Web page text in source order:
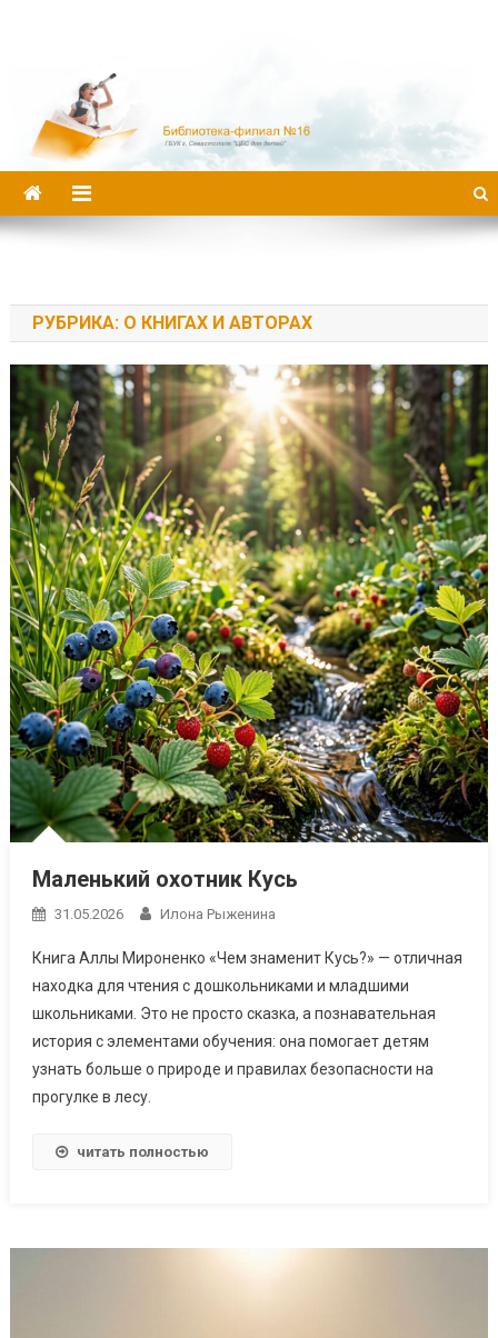
РУБРИКА: О КНИГАХ И АВТОРАХ
Маленький охотник Кусь
31.05.2026 Илона Рыженина
Книга Аллы Мироненко «Чем знаменит Кусь?» — отличная
находка для чтения с дошкольниками и младшими
школьниками. Это не просто сказка, а познавательная
история с элементами обучения: она помогает детям
узнать больше о природе и правилах безопасности на
прогулке в лесу.
читать полностью